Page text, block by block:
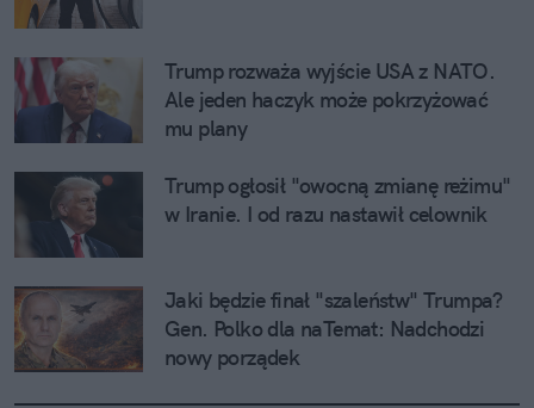
Trump rozważa wyjście USA z NATO.
Ale jeden haczyk może pokrzyżować
mu plany
Trump ogłosił "owocną zmianę reżimu"
w Iranie. I od razu nastawił celownik
Jaki będzie finał "szaleństw" Trumpa?
Gen. Polko dla naTemat: Nadchodzi
nowy porządek